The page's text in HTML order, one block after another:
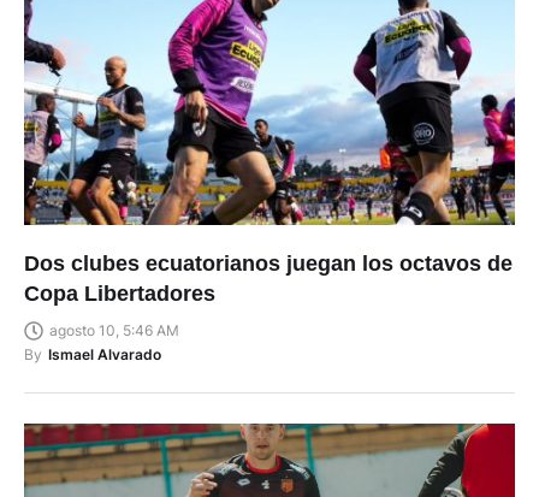
Dos clubes ecuatorianos juegan los octavos de
Copa Libertadores
agosto 10, 5:46 AM
By Ismael Alvarado